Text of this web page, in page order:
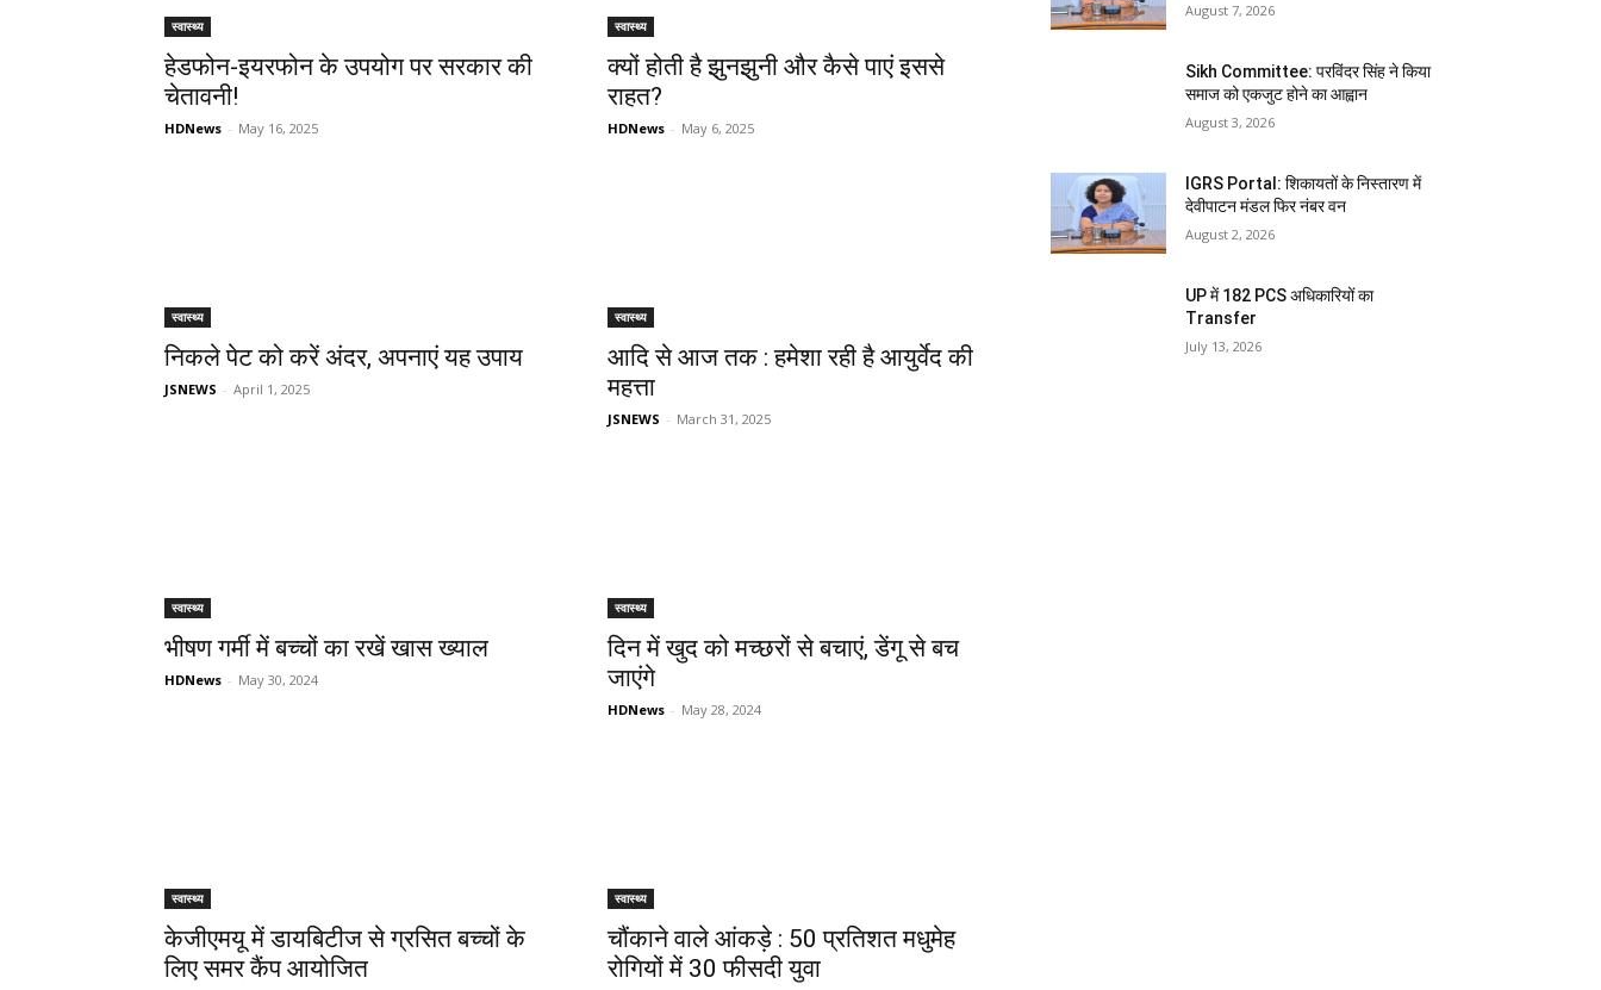
स्वास्थ्य
हेडफोन-इयरफोन के उपयोग पर सरकार की
चेतावनी!
HDNews - May 16, 2025
स्वास्थ्य
क्यों होती है झुनझुनी और कैसे पाएं इससे
राहत?
HDNews - May 6, 2025
स्वास्थ्य
निकले पेट को करें अंदर, अपनाएं यह उपाय
JSNEWS - April 1, 2025
स्वास्थ्य
आदि से आज तक : हमेशा रही है आयुर्वेद की
महत्ता
JSNEWS - March 31, 2025
स्वास्थ्य
भीषण गर्मी में बच्चों का रखें खास ख्याल
HDNews - May 30, 2024
स्वास्थ्य
दिन में खुद को मच्छरों से बचाएं, डेंगू से बच
जाएंगे
HDNews - May 28, 2024
स्वास्थ्य
केजीएमयू में डायबिटीज से ग्रसित बच्चों के
लिए समर कैंप आयोजित
स्वास्थ्य
चौंकाने वाले आंकड़े : 50 प्रतिशत मधुमेह
रोगियों में 30 फीसदी युवा
August 7, 2026
Sikh Committee: परविंदर सिंह ने किया
समाज को एकजुट होने का आह्वान
August 3, 2026
IGRS Portal: शिकायतों के निस्तारण में
देवीपाटन मंडल फिर नंबर वन
August 2, 2026
UP में 182 PCS अधिकारियों का
Transfer
July 13, 2026